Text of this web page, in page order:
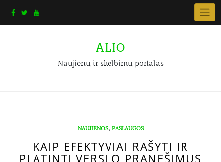
ALIO
Naujienų ir skelbimų portalas
NAUJIENOS, PASLAUGOS
KAIP EFEKTYVIAI RAŠYTI IR
PLATINTI VERSLO PRANEŠIMUS